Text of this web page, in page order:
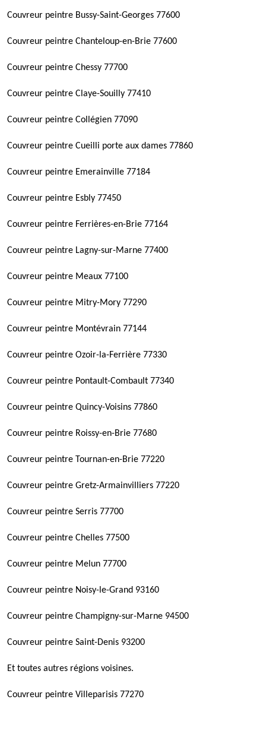
Couvreur peintre Bussy-Saint-Georges 77600
Couvreur peintre Chanteloup-en-Brie 77600
Couvreur peintre Chessy 77700
Couvreur peintre Claye-Souilly 77410
Couvreur peintre Collégien 77090
Couvreur peintre Cueilli porte aux dames 77860
Couvreur peintre Emerainville 77184
Couvreur peintre Esbly 77450
Couvreur peintre Ferrières-en-Brie 77164
Couvreur peintre Lagny-sur-Marne 77400
Couvreur peintre Meaux 77100
Couvreur peintre Mitry-Mory 77290
Couvreur peintre Montévrain 77144
Couvreur peintre Ozoir-la-Ferrière 77330
Couvreur peintre Pontault-Combault 77340
Couvreur peintre Quincy-Voisins 77860
Couvreur peintre Roissy-en-Brie 77680
Couvreur peintre Tournan-en-Brie 77220
Couvreur peintre Gretz-Armainvilliers 77220
Couvreur peintre Serris 77700
Couvreur peintre Chelles 77500
Couvreur peintre Melun 77700
Couvreur peintre Noisy-le-Grand 93160
Couvreur peintre Champigny-sur-Marne 94500
Couvreur peintre Saint-Denis 93200
Et toutes autres régions voisines.
Couvreur peintre Villeparisis 77270